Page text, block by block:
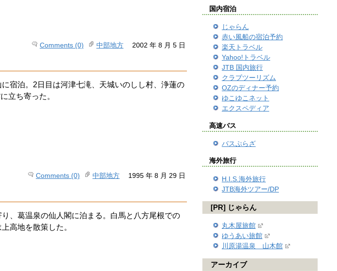
Comments (0) 中部地方 2002 年 8 月 5 日
宿泊。2日目は河津七滝、天城いのしし村、浄蓮の
立ち寄った。
Comments (0) 中部地方 1995 年 8 月 29 日
、葛温泉の仙人閣に泊まる。白馬と八方尾根での
高地を散策した。
国内宿泊
じゃらん
赤い風船の宿泊予約
楽天トラベル
Yahoo!トラベル
JTB 国内旅行
クラブツーリズム
OZのディナー予約
ゆこゆこネット
エクスペディア
高速バス
バスぷらざ
海外旅行
H.I.S.海外旅行
JTB海外ツアー/DP
[PR] じゃらん
丸木屋旅館
ゆうあい旅館
川原湯温泉 山木館
アーカイブ